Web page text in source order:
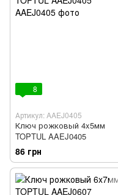
8
Артикул: AAEJ0405
Ключ рожковый 4x5мм
TOPTUL AAEJ0405
86 грн